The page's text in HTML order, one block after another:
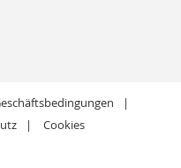
Cookies